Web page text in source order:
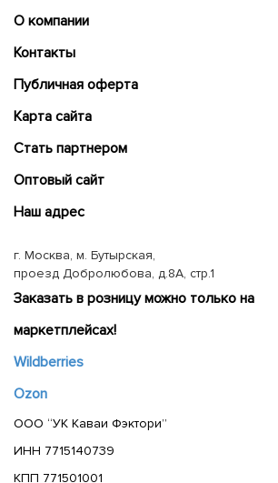
О компании
Контакты
Публичная оферта
Карта сайта
Cтать партнером
Оптовый сайт
Наш адрес
г. Москва, м. Бутырская,
проезд Добролюбова, д.8А, стр.1
Заказать в розницу можно только на
маркетплейсах!
Wildberries
Ozon
ООО “УК Каваи Фэктори”
ИНН 7715140739
КПП 771501001